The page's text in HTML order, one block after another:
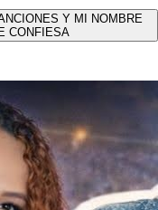
Y MI NOMBRE
CONFIESA​